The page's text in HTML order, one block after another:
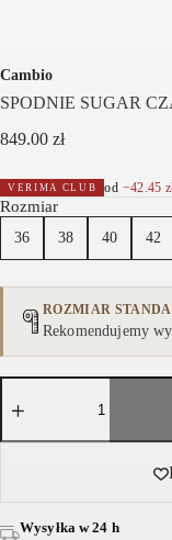
Cambio
SPODNIE SUGAR
849.00 zł
VERIMA CLUB od −42.45
Rozmiar
36 38 40 42
ROZMIAR
Rekomendujemy
ilość
SPODNIE
SUGAR
CZARNE
Wysyłka w 24 h